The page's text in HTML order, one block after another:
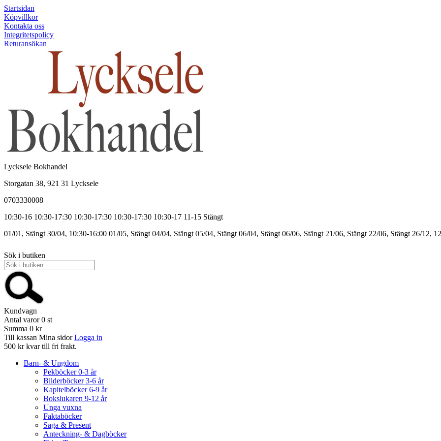
Startsidan
Köpvillkor
Kontakta oss
Integritetspolicy
Returansökan
Lycksele Bokhandel
Storgatan 38, 921 31 Lycksele
0703330008
10:30-16 10:30-17:30 10:30-17:30 10:30-17:30 10:30-17 11-15 Stängt
01/01, Stängt 30/04, 10:30-16:00 01/05, Stängt 04/04, Stängt 05/04, Stängt 06/04, Stängt 06/06, Stängt 21/06, Stängt 22/06, Stängt 26/12,
Sök i butiken
Kundvagn
Antal varor 0 st
Summa 0 kr
Till kassan Mina sidor Logga in
500 kr kvar till fri frakt.
Barn- & Ungdom
Pekböcker 0-3 år
Bilderböcker 3-6 år
Kapitelböcker 6-9 år
Bokslukaren 9-12 år
Unga vuxna
Faktaböcker
Saga & Present
Anteckning- & Dagböcker